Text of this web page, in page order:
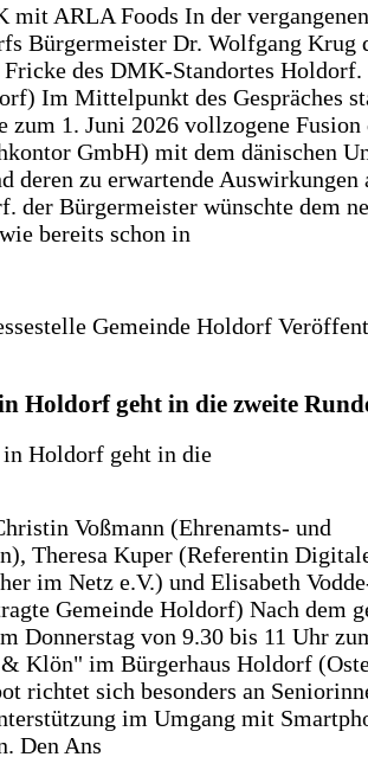
mit ARLA Foods In der
Bürgermeister Dr. Wolfgang Krug
des DMK-Standortes Holdorf.
Im Mittelpunkt des Gespräches
zum 1. Juni 2026 vollzogene
GmbH) mit dem dänischen
deren zu erwartende Auswirkungen
der Bürgermeister wünschte dem
bereits schon in
Gemeinde Holdorf
Holdorf geht in die zweite
Voßmann (Ehrenamts- und
Theresa Kuper (Referentin
im Netz e.V.) und Elisabeth
Gemeinde Holdorf) Nach dem
Donnerstag von 9.30 bis 11 Uhr
Klön" im Bürgerhaus Holdorf
richtet sich besonders an
im Umgang mit
Den Ans